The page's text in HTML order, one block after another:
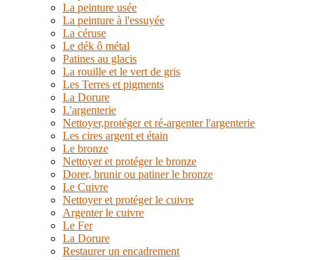
La peinture usée
La peinture à l'essuyée
La céruse
Le dék ô métal
Patines au glacis
La rouille et le vert de gris
Les Terres et pigments
La Dorure
L'argenterie
Nettoyer,protéger et ré-argenter l'argenterie
Les cires argent et étain
Le bronze
Nettoyer et protéger le bronze
Dorer, brunir ou patiner le bronze
Le Cuivre
Nettoyer et protéger le cuivre
Argenter le cuivre
Le Fer
La Dorure
Restaurer un encadrement